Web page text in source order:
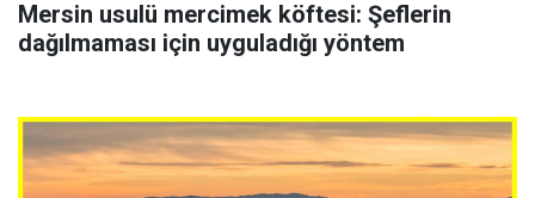
Mersin usulü mercimek köftesi: Şeflerin
dağılmaması için uyguladığı yöntem